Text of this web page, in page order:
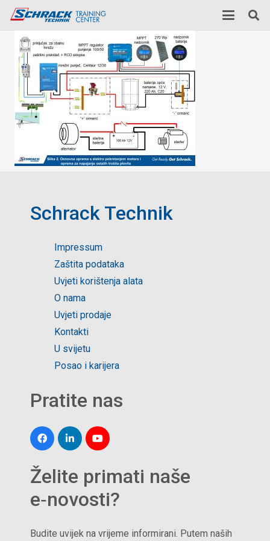
Schrack Technik
Impressum
Zaštita podataka
Uvjeti korištenja alata
O nama
Uvjeti prodaje
Kontakti
U svijetu
Posao i karijera
Pratite nas
Želite primati naše
e‑novosti?
Budite uvijek na vrijeme informirani. Putem naših